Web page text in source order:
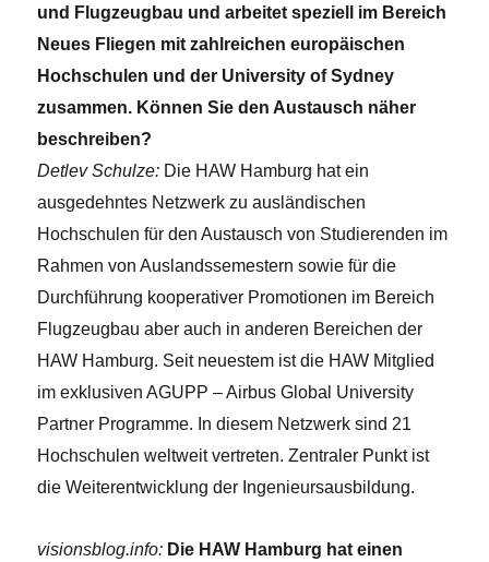
und Flugzeugbau und arbeitet speziell im Bereich
Neues Fliegen mit zahlreichen europäischen
Hochschulen und der University of Sydney
zusammen. Können Sie den Austausch näher
beschreiben?
Detlev Schulze: Die HAW Hamburg hat ein
ausgedehntes Netzwerk zu ausländischen
Hochschulen für den Austausch von Studierenden im
Rahmen von Auslandssemestern sowie für die
Durchführung kooperativer Promotionen im Bereich
Flugzeugbau aber auch in anderen Bereichen der
HAW Hamburg. Seit neuestem ist die HAW Mitglied
im exklusiven AGUPP – Airbus Global University
Partner Programme. In diesem Netzwerk sind 21
Hochschulen weltweit vertreten. Zentraler Punkt ist
die Weiterentwicklung der Ingenieursausbildung.
visionsblog.info: Die HAW Hamburg hat einen